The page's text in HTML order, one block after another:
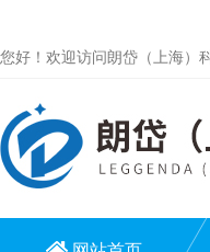
您好！欢迎访问朗岱（上海）